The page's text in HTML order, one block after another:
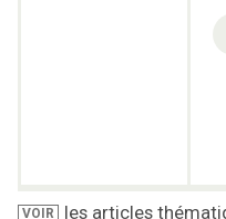
VOIR les articles